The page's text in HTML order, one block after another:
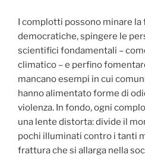
I complotti possono minare
democratiche, spingere le
scientifici fondamentali –
climatico – e perfino
mancano esempi in cui
hanno alimentato forme di
violenza. In fondo, ogni
una lente distorta: divide il
pochi illuminati contro i tanti
frattura che si allarga nella